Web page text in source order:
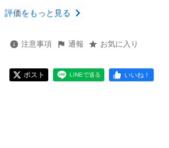
評価をもっと見る
注意事項 通報 お気に入り
ポスト LINEで送る いいね！